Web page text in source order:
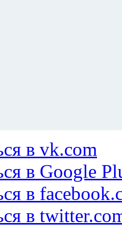
в vk.com
в Google
в
в